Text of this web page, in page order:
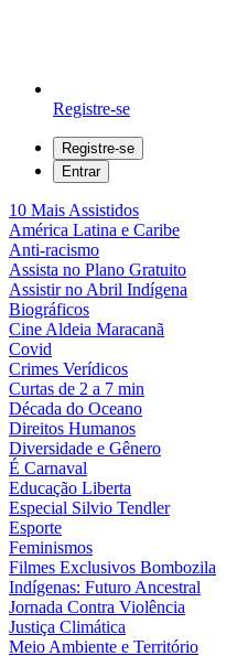
Registre-se
Registre-se
Entrar
10 Mais Assistidos
América Latina e Caribe
Anti-racismo
Assista no Plano Gratuito
Assistir no Abril Indígena
Biográficos
Cine Aldeia Maracanã
Covid
Crimes Verídicos
Curtas de 2 a 7 min
Década do Oceano
Direitos Humanos
Diversidade e Gênero
É Carnaval
Educação Liberta
Especial Silvio Tendler
Esporte
Feminismos
Filmes Exclusivos Bombozila
Indígenas: Futuro Ancestral
Jornada Contra Violência
Justiça Climática
Meio Ambiente e Território